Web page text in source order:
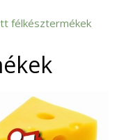
félkésztermékek